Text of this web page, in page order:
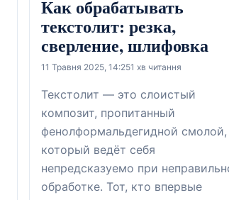
Как обрабатывать
текстолит: резка,
сверление, шлифовка
11 Травня 2025, 14:251 хв читання
Текстолит — это слоистый
композит, пропитанный
фенолформальдегидной смолой,
который ведёт себя
непредсказуемо при
обработке. Тот, кто впервые